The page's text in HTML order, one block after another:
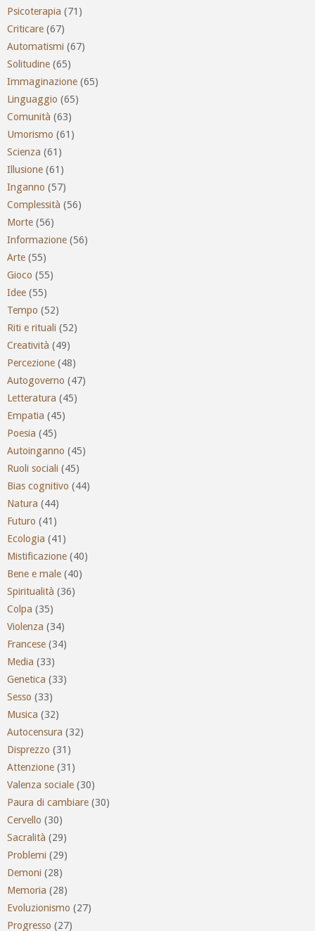
Psicoterapia (71)
Criticare (67)
Automatismi (67)
Solitudine (65)
Immaginazione (65)
Linguaggio (65)
Comunità (63)
Umorismo (61)
Scienza (61)
Illusione (61)
Inganno (57)
Complessità (56)
Morte (56)
Informazione (56)
Arte (55)
Gioco (55)
Idee (55)
Tempo (52)
Riti e rituali (52)
Creatività (49)
Percezione (48)
Autogoverno (47)
Letteratura (45)
Empatia (45)
Poesia (45)
Autoinganno (45)
Ruoli sociali (45)
Bias cognitivo (44)
Natura (44)
Futuro (41)
Ecologia (41)
Mistificazione (40)
Bene e male (40)
Spiritualità (36)
Colpa (35)
Violenza (34)
Francese (34)
Media (33)
Genetica (33)
Sesso (33)
Musica (32)
Autocensura (32)
Disprezzo (31)
Attenzione (31)
Valenza sociale (30)
Paura di cambiare (30)
Cervello (30)
Sacralità (29)
Problemi (29)
Demoni (28)
Memoria (28)
Evoluzionismo (27)
Progresso (27)